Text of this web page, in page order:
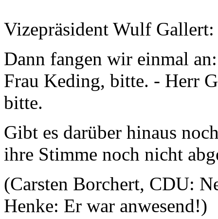
Vizepräsident Wulf
Dann fangen wir einmal
Frau Keding, bitte. - Herr
bitte.
Gibt es darüber hinaus
ihre Stimme noch nicht
(Carsten Borchert, CDU:
Henke: Er war anwesend!)